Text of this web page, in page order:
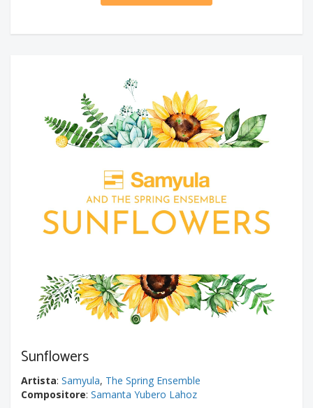
Sunflowers
Artista: Samyula, The Spring Ensemble
Compositore: Samanta Yubero Lahoz